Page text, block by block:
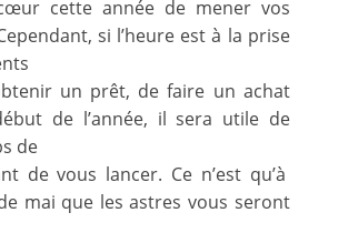
cette année de mener vos
si l’heure est à la prise
un prêt, de faire un achat
de l’année, il sera utile de
de
de vous lancer. Ce n’est qu’à
mai que les astres vous seront